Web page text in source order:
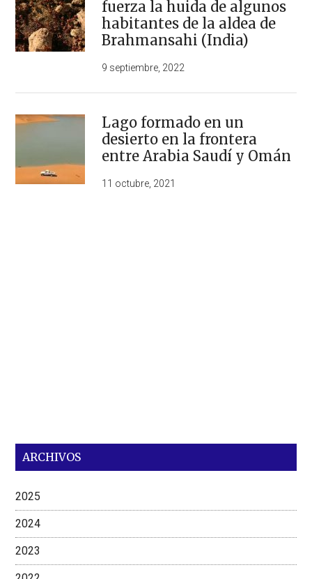
fuerza la huida de algunos
habitantes de la aldea de
Brahmansahi (India)
9 septiembre, 2022
Lago formado en un
desierto en la frontera
entre Arabia Saudí y Omán
11 octubre, 2021
ARCHIVOS
2025
2024
2023